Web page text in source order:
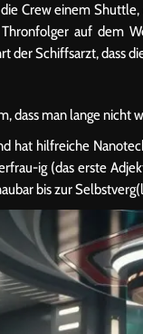
Crew einem
auf dem
der Schiffsarzt, dass
dass man lange
hat hilfreiche
ig (das erste
bis zur